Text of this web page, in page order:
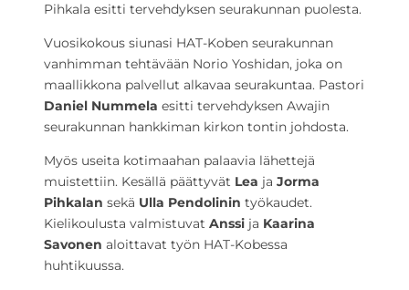
Pihkala esitti tervehdyksen seurakunnan puolesta.
Vuosikokous siunasi HAT-Koben seurakunnan
vanhimman tehtävään Norio Yoshidan, joka on
maallikkona palvellut alkavaa seurakuntaa. Pastori
Daniel Nummela esitti tervehdyksen Awajin
seurakunnan hankkiman kirkon tontin johdosta.
Myös useita kotimaahan palaavia lähettejä
muistettiin. Kesällä päättyvät Lea ja Jorma
Pihkalan sekä Ulla Pendolinin työkaudet.
Kielikoulusta valmistuvat Anssi ja Kaarina
Savonen aloittavat työn HAT-Kobessa
huhtikuussa.